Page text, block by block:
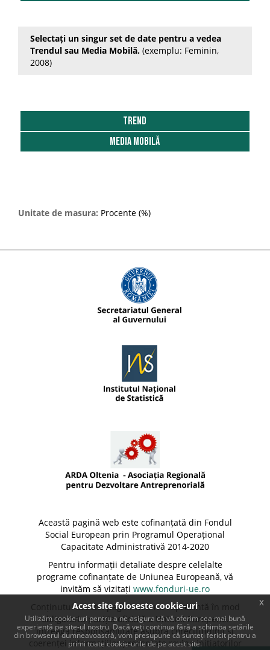
2015
2016
2018
2022
Selectați un singur set de date pentru a vedea
Trendul sau Media Mobilă. (exemplu: Feminin,
2008)
Trend
Media Mobilă
Unitate de masura: Procente (%)
Această pagină web este cofinanțată din Fondul
Social European prin Programul Operațional
Capacitate Administrativă 2014-2020
Pentru informații detaliate despre celelalte
programe cofinanțate de Uniunea Europeană, vă
invităm să vizitați www.fonduri-ue.ro
Conținutul acestei pagini web nu reprezintă în mod
obligatoriu poziția oficială a Uniunii Europene.
Întreaga responsabilitate asupra corectitudinii și
coerenței informațiilor prezentate revine inițiatorilor
Acest site foloseste cookie-uri
Utilizăm cookie-uri pentru a ne asigura că vă oferim cea mai bună
experiență pe site-ul nostru. Dacă veți continua fără a schimba setările
din browserul dumneavoastră, vom presupune că sunteți fericit pentru a
primi toate cookie-urile de pe acest site.
x